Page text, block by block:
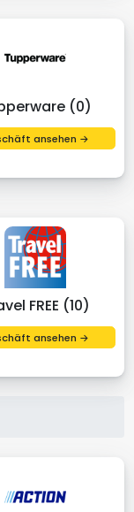
(0)
ansehen →
FREE (10)
ansehen →